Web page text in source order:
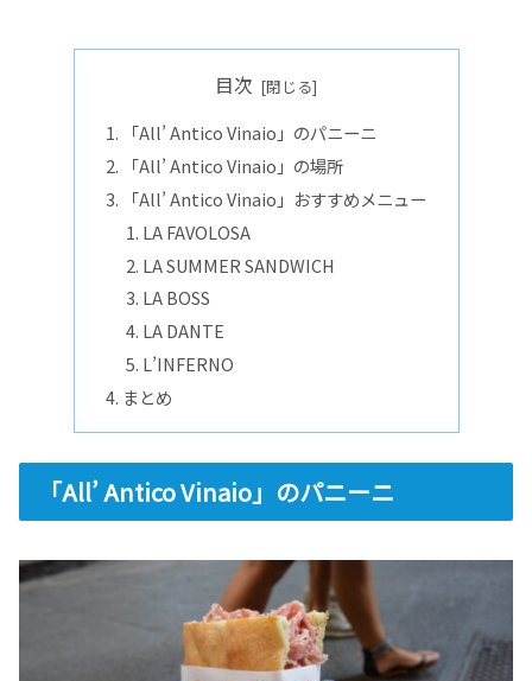
目次
「All’ Antico Vinaio」のパニーニ
「All’ Antico Vinaio」の場所
「All’ Antico Vinaio」おすすめメニュー
LA FAVOLOSA
LA SUMMER SANDWICH
LA BOSS
LA DANTE
L’INFERNO
まとめ
「All’ Antico Vinaio」のパニーニ